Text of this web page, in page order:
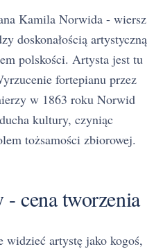
Kamila Norwida - wiersz
doskonałością artystyczną
polskości. Artysta jest tu
fortepianu przez
w 1863 roku Norwid
kultury, czyniąc
tożsamości zbiorowej.
cena tworzenia
artystę jako kogoś,